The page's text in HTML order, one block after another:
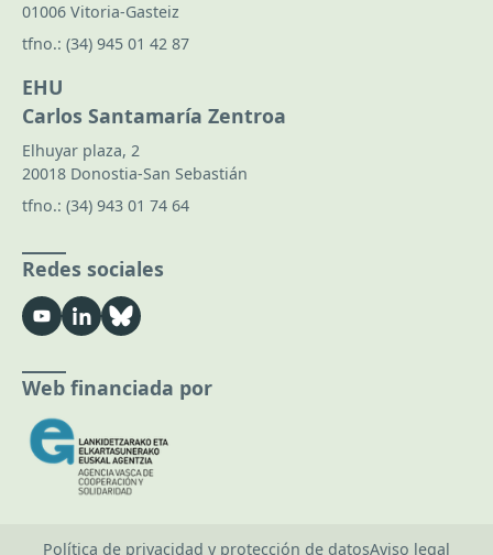
01006 Vitoria-Gasteiz
tfno.: (34) 945 01 42 87
EHU
Carlos Santamaría Zentroa
Elhuyar plaza, 2
20018 Donostia-San Sebastián
tfno.: (34) 943 01 74 64
Redes sociales
Web financiada por
Política de privacidad y protección de datosAviso legal